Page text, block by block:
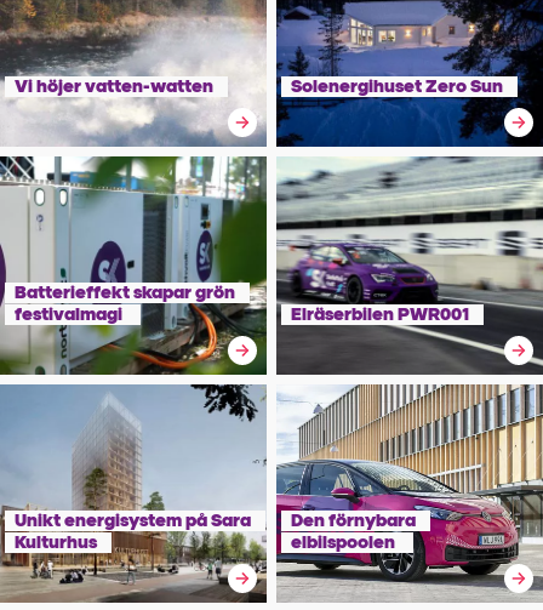
Vi höjer vatten-watten Solenergihuset Zero Sun
Batterieffekt skapar grön
festivalmagi
Elräserbilen PWR001
Unikt energisystem på Sara
Kulturhus
Den förnybara
elbilspoolen